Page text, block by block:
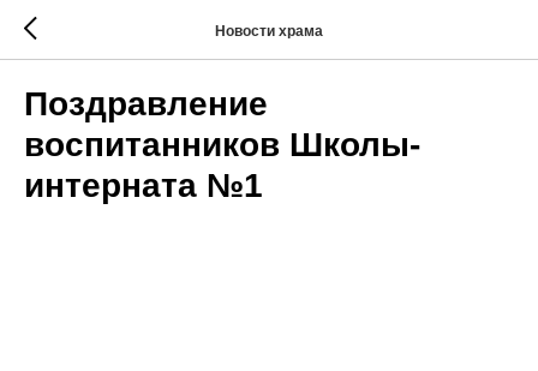
Новости храма
Поздравление
воспитанников Школы-
интерната №1